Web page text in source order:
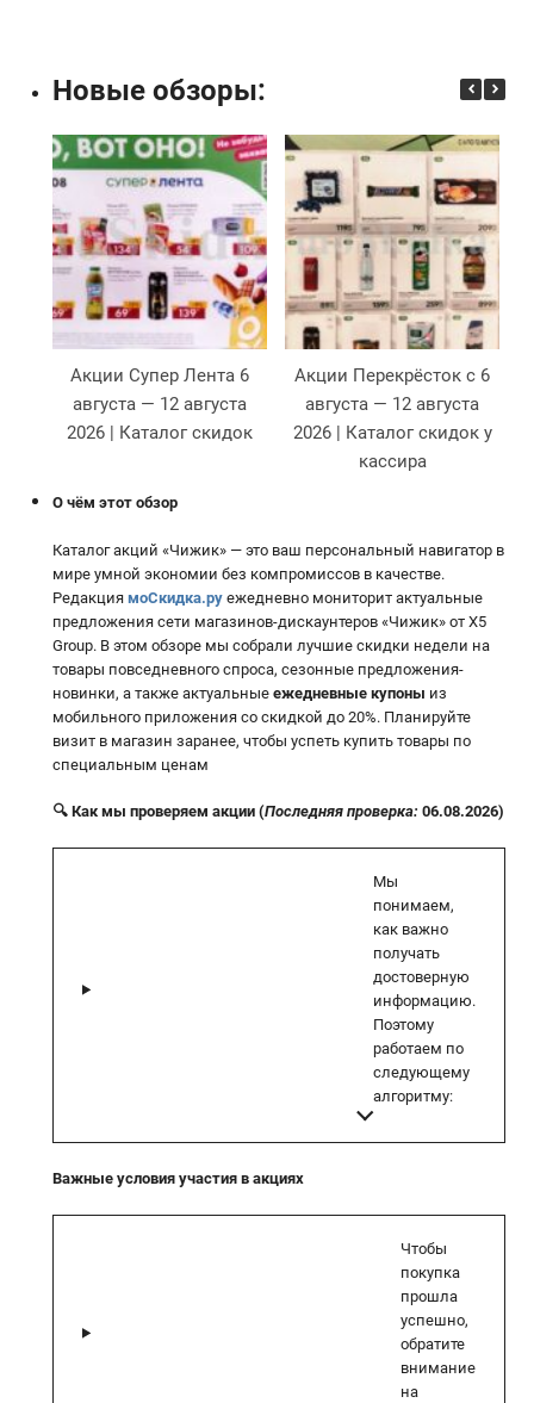
Новые обзоры:
Акции Супер Лента 6
августа — 12 августа
2026 | Каталог скидок
Акции Перекрёсток с 6
августа — 12 августа
2026 | Каталог скидок у
кассира
О чём этот обзор
Каталог акций «Чижик» — это ваш персональный навигатор в
мире умной экономии без компромиссов в качестве.
Редакция моСкидка.ру ежедневно мониторит актуальные
предложения сети магазинов-дискаунтеров «Чижик» от X5
Group. В этом обзоре мы собрали лучшие скидки недели на
товары повседневного спроса, сезонные предложения-
новинки, а также актуальные ежедневные купоны из
мобильного приложения со скидкой до 20%. Планируйте
визит в магазин заранее, чтобы успеть купить товары по
специальным ценам
🔍 Как мы проверяем акции (Последняя проверка: 06.08.2026)
Мы
понимаем,
как важно
получать
достоверную
информацию.
Поэтому
работаем по
следующему
алгоритму:
Важные условия участия в акциях
Чтобы
покупка
прошла
успешно,
обратите
внимание
на